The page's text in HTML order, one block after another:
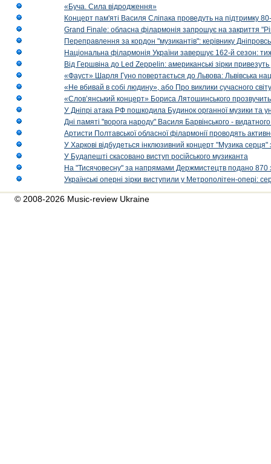
«Буча. Сила відродження»
Концерт пам'яті Василя Сліпака проведуть на підтримку
Grand Finale: обласна філармонія запрошує на закриття
Переправлення за кордон "музикантів": керівнику
Національна філармонія України завершує 162-й сезон:
Від Гершвіна до Led Zeppelin: американські зірки
«Фауст» Шарля Гуно повертається до Львова: Львівська
«Не вбивай в собі людину», або Про виклики сучасного світу
«Слов’янський концерт» Бориса Лятошинського
У Дніпрі атака РФ пошкодила Будинок органної музики та
Дні памяті "ворога народу" Василя Барвінського -
Артисти Полтавської обласної філармонії проводять
У Харкові відбудеться інклюзивний концерт "Музика
У Будапешті скасовано виступ російського музиканта
На "Тисячовесну" за напрямами Держмистецтв подано 870
Українські оперні зірки виступили у Метрополітен-опері:
© 2008-2026 Music-review Ukraine